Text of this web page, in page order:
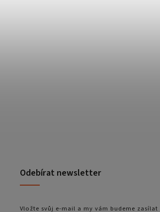
Odebírat newsletter
Vložte svůj e-mail a my vám budeme zasílat